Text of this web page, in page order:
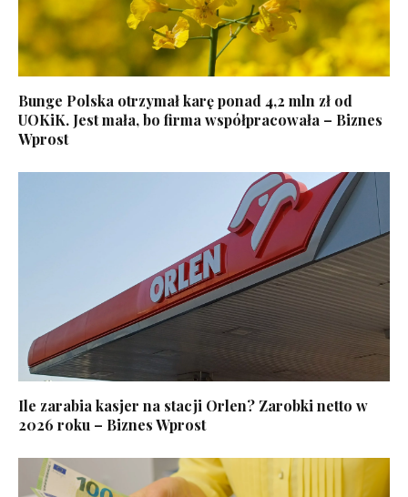
Bunge Polska otrzymał karę ponad 4,2 mln zł od
UOKiK. Jest mała, bo firma współpracowała – Biznes
Wprost
Ile zarabia kasjer na stacji Orlen? Zarobki netto w
2026 roku – Biznes Wprost